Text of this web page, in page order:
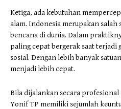
Ketiga, ada kebutuhan
alam. Indonesia merupakan salah
bencana di dunia. Dalam
paling cepat bergerak saat
sosial. Dengan lebih banyak
menjadi lebih cepat.
Bila dijalankan secara
Yonif TP memiliki sejumlah